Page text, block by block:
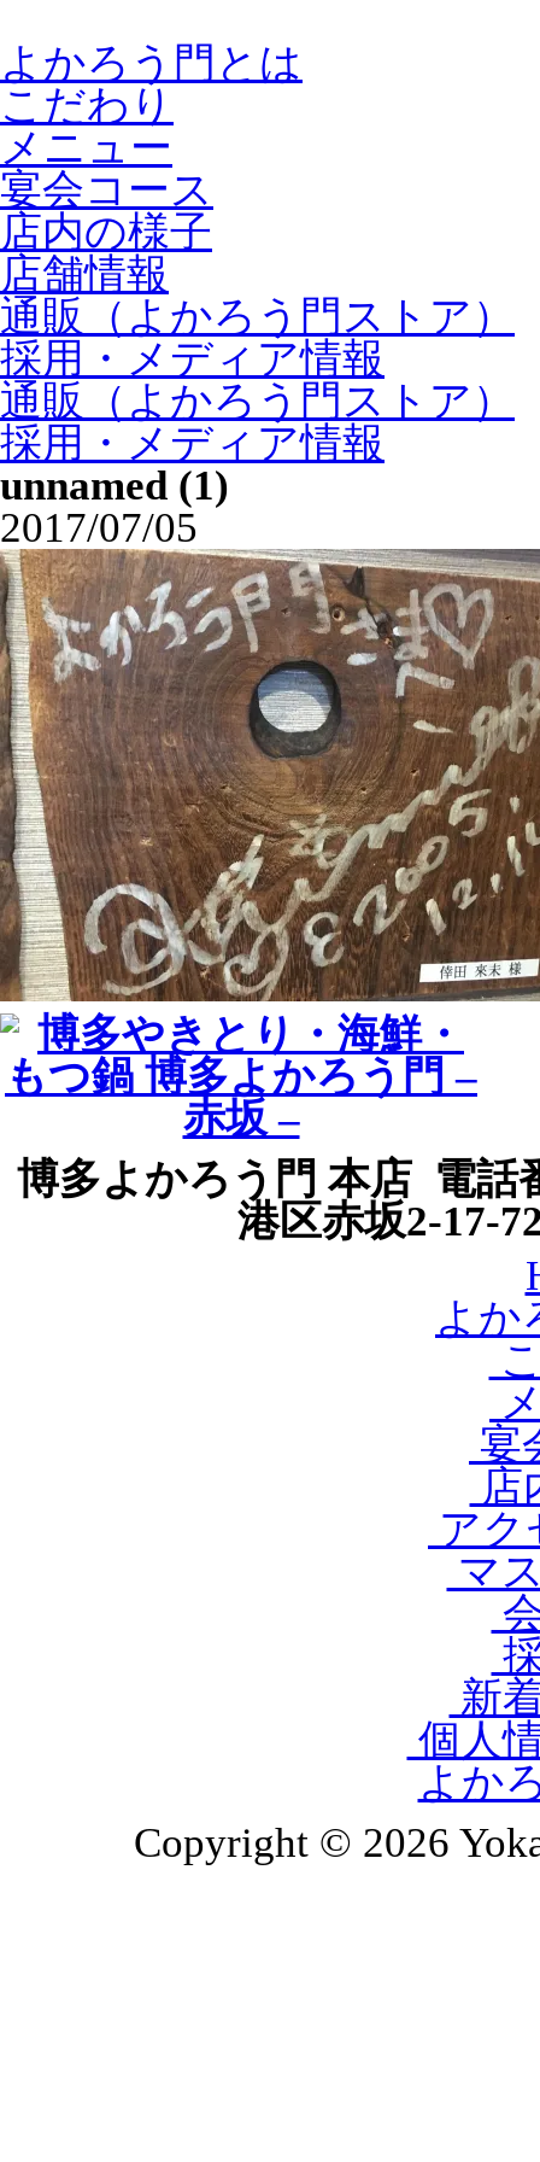
よかろう門とは
こだわり
メニュー
宴会コース
店内の様子
店舗情報
通販（よかろう門ストア）
採用・メディア情報
通販（よかろう門ストア）
採用・メディア情報
unnamed (1)
2017/07/05
博多よかろう門 本店 電話
港区赤坂2-17-
よか
宴
店
ア
マ
新
個人
よか
Copyright © 2026